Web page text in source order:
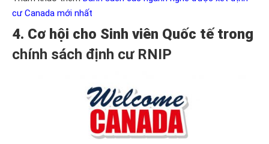
cư Canada mới nhất
4. Cơ hội cho Sinh viên Quốc tế trong
chính sách định cư RNIP